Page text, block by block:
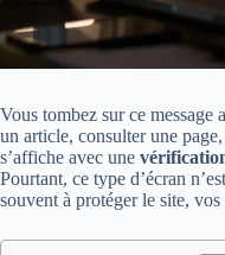
Vous tombez sur ce
un article, consulter une
s’affiche avec une
Pourtant, ce type d’écran
souvent à protéger le site,